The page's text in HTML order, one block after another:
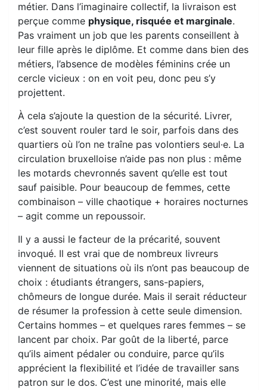
métier. Dans l’imaginaire collectif, la livraison est
perçue comme physique, risquée et marginale.
Pas vraiment un job que les parents conseillent à
leur fille après le diplôme. Et comme dans bien des
métiers, l’absence de modèles féminins crée un
cercle vicieux : on en voit peu, donc peu s’y
projettent.
À cela s’ajoute la question de la sécurité. Livrer,
c’est souvent rouler tard le soir, parfois dans des
quartiers où l’on ne traîne pas volontiers seul·e. La
circulation bruxelloise n’aide pas non plus : même
les motards chevronnés savent qu’elle est tout
sauf paisible. Pour beaucoup de femmes, cette
combinaison – ville chaotique + horaires nocturnes
– agit comme un repoussoir.
Il y a aussi le facteur de la précarité, souvent
invoqué. Il est vrai que de nombreux livreurs
viennent de situations où ils n’ont pas beaucoup de
choix : étudiants étrangers, sans-papiers,
chômeurs de longue durée. Mais il serait réducteur
de résumer la profession à cette seule dimension.
Certains hommes – et quelques rares femmes – se
lancent par choix. Par goût de la liberté, parce
qu’ils aiment pédaler ou conduire, parce qu’ils
apprécient la flexibilité et l’idée de travailler sans
patron sur le dos. C’est une minorité, mais elle